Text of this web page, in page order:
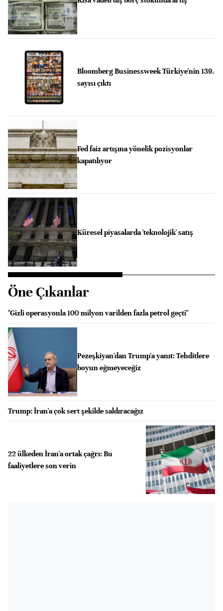
Bloomberg Businessweek Türkiye'nin 139.
sayısı çıktı
Fed faiz artışına yönelik pozisyonlar
kapatılıyor
Küresel piyasalarda 'teknolojik' satış
Öne Çıkanlar
"Gizli operasyonla 100 milyon varilden fazla petrol geçti"
Pezeşkiyan'dan Trump'a yanıt: Tehditlere
boyun eğmeyeceğiz
Trump: İran'a çok sert şekilde saldıracağız
22 ülkeden İran'a ortak çağrı: Bu
faaliyetlere son verin